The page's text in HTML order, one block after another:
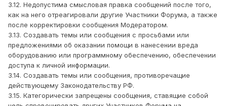
3.12. Недопустима смысловая правка сообщений после того,
как на него отреагировали другие Участники Форума, а также
после корректировки сообщения Модератором.
3.13. Создавать темы или сообщения с просьбами или
предложениями об оказании помощи в нанесении вреда
оборудованию или программному обеспечению, обеспечении
доступа к личной информации.
3.14. Создавать темы или сообщения, противоречащие
действующему Законодательству РФ.
3.15. Категорически запрещены сообщения, ставящие собой